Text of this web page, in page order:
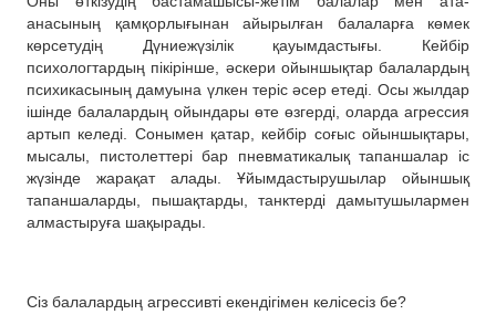
анасының қамқорлығынан айырылған балаларға көмек
көрсетудің Дүниежүзілік қауымдастығы. Кейбір
психологтардың пікірінше, әскери ойыншықтар балалардың
психикасының дамуына үлкен теріс әсер етеді. Осы жылдар
ішінде балалардың ойындары өте өзгерді, оларда агрессия
артып келеді. Сонымен қатар, кейбір соғыс ойыншықтары,
мысалы, пистолеттері бар пневматикалық тапаншалар іс
жүзінде жарақат алады. Ұйымдастырушылар ойыншық
тапаншаларды, пышақтарды, танктерді дамытушылармен
алмастыруға шақырады.
Сіз балалардың агрессивті екендігімен келісесіз бе?